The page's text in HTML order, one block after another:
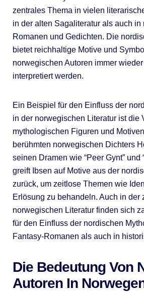
zentrales Thema in vielen
in der alten Sagaliteratur als auch in
Romanen und Gedichten. Die
bietet reichhaltige Motive und
norwegischen Autoren immer
interpretiert werden.
Ein Beispiel für den Einfluss der
in der norwegischen Literatur ist die
mythologischen Figuren und
berühmten norwegischen Dichters
seinen Dramen wie “Peer Gynt” und
greift Ibsen auf Motive aus der
zurück, um zeitlose Themen wie
Erlösung zu behandeln. Auch in der
norwegischen Literatur finden sich
für den Einfluss der nordischen
Fantasy-Romanen als auch in
Die Bedeutung Von
Autoren In